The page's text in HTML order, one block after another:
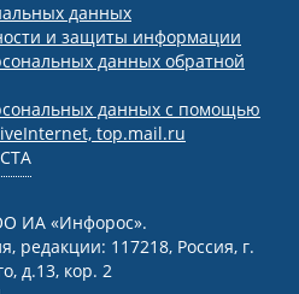
данных
и защиты информации
данных обратной
данных с помощью
top.mail.ru
ИА «Инфорос».
редакции: 117218, Россия, г.
д.13, кор. 2